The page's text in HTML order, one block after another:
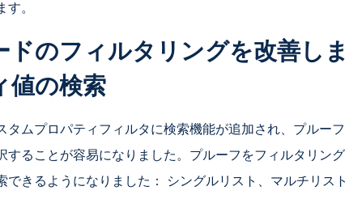
。
ドのフィルタリングを改善し
値の検索
タムプロパティフィルタに検索機能が追加され、プルー
することが容易になりました。プルーフをフィルタリン
できるようになりました： シングルリスト、マルチリス